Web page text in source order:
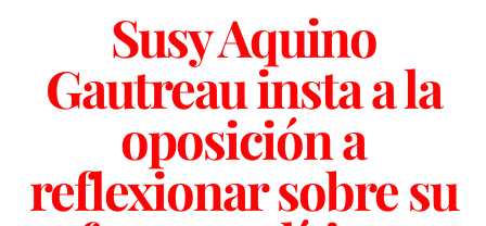
Susy Aquino
Gautreau insta a la
oposición a
reflexionar sobre su